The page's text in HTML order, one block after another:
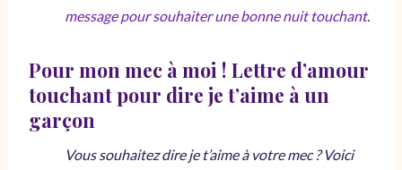
message pour souhaiter une bonne nuit touchant.
Pour mon mec à moi ! Lettre d’amour
touchant pour dire je t’aime à un
garçon
Vous souhaitez dire je t’aime à votre mec ? Voici